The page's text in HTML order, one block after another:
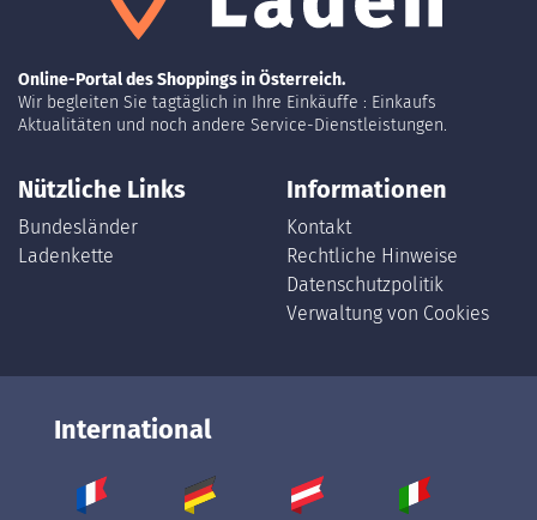
Online-Portal des Shoppings in Österreich.
Wir begleiten Sie tagtäglich in Ihre Einkäuffe : Einkaufs
Aktualitäten und noch andere Service-Dienstleistungen.
Nützliche Links
Bundesländer
Ladenkette
Informationen
Kontakt
Rechtliche Hinweise
Datenschutzpolitik
Verwaltung von Cookies
International